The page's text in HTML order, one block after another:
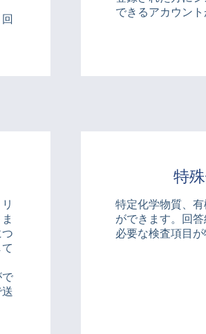
できるアカウント
特
特定化学物質、
ができます。回答
必要な検査項目が